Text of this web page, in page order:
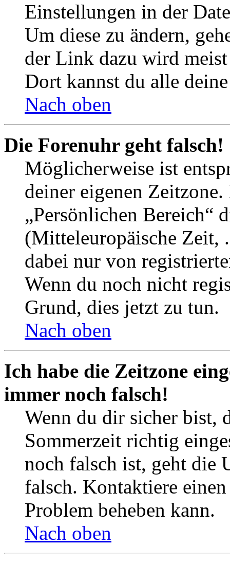
Einstellungen in der
Um diese zu ändern,
der Link dazu wird
Dort kannst du alle
Nach oben
Die Forenuhr geht falsch!
Möglicherweise ist
deiner eigenen
„Persönlichen Bereich“
(Mitteleuropäische Zeit,
dabei nur von
Wenn du noch nicht
Grund, dies jetzt zu tun.
Nach oben
Ich habe die Zeitzone
immer noch falsch!
Wenn du dir sicher bist,
Sommerzeit richtig
noch falsch ist, geht die
falsch. Kontaktiere
Problem beheben kann.
Nach oben